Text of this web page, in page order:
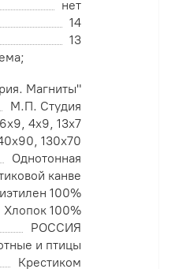
нет
14
13
Магниты"
М.П. Студия
6х9, 4х9, 13х7
130х70
Однотонная
канве
100%
Хлопок 100%
РОССИЯ
и птицы
Крестиком